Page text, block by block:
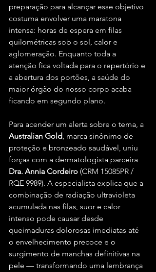
preparação para alcançar esse objetivo
costuma envolver uma maratona
intensa: horas de espera em filas
quilométricas sob o sol, calor e
aglomeração. Enquanto toda a
atenção fica voltada para o repertório e
a abertura dos portões, a saúde do
maior órgão do nosso corpo acaba
ficando em segundo plano.
Para acender um alerta sobre o tema, a
Australian Gold, marca sinônimo de
proteção e bronzeado saudável, uniu
forças com a dermatologista parceira
Dra. Annia Cordeiro (CRM 15085PR /
RQE 9989). A especialista explica que a
combinação de radiação ultravioleta
acumulada nas filas, suor e calor
intenso pode causar desde
queimaduras dolorosas imediatas até
o envelhecimento precoce e o
surgimento de manchas definitivas na
pele — transformando uma lembrança